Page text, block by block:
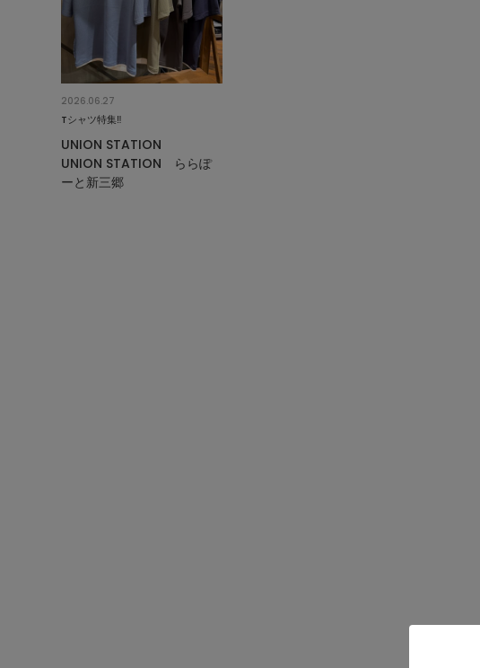
2026.06.27
Tシャツ特集‼︎
UNION STATION
UNION STATION ららぽ
ーと新三郷